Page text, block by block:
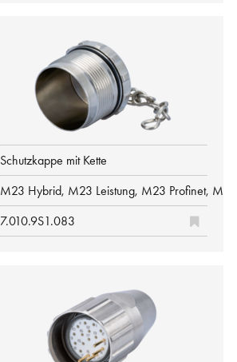
Schutzkappe mit Kette
M23 Hybrid, M23 Leistung, M23 Profinet,
7.010.9S1.083